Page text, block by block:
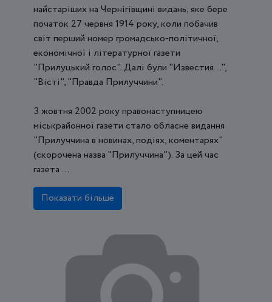
найстаріших на Чернігівщині видань, яке бере
початок 27 червня 1914 року, коли побачив
світ перший номер громадсько-політичної,
економічної і літературної газети
"Прилуцький голос". Далі були "Известия…",
"Вісті", "Правда Прилуччини".
З жовтня 2002 року правонаступницею
міськрайонної газети стало обласне видання
"Прилуччина в новинах, подіях, коментарях"
(скорочена назва "Прилуччина"). За цей час
газета ...
Показати більше